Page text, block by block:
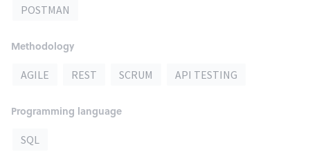
POSTMAN
Methodology
AGILE REST SCRUM API TESTING
Programming language
SQL